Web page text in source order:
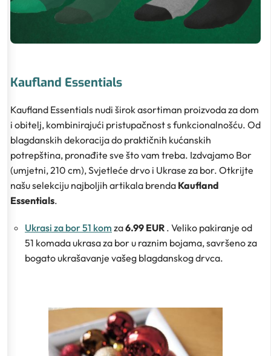
Kaufland Essentials
Kaufland Essentials nudi širok asortiman proizvoda za dom
i obitelj, kombinirajući pristupačnost s funkcionalnošću. Od
blagdanskih dekoracija do praktičnih kućanskih
potrepština, pronađite sve što vam treba. Izdvajamo Bor
(umjetni, 210 cm), Svjetleće drvo i Ukrase za bor. Otkrijte
našu selekciju najboljih artikala brenda Kaufland
Essentials.
Ukrasi za bor 51 kom za6.99 EUR . Veliko pakiranje od
51 komada ukrasa za bor u raznim bojama, savršeno za
bogato ukrašavanje vašeg blagdanskog drvca.